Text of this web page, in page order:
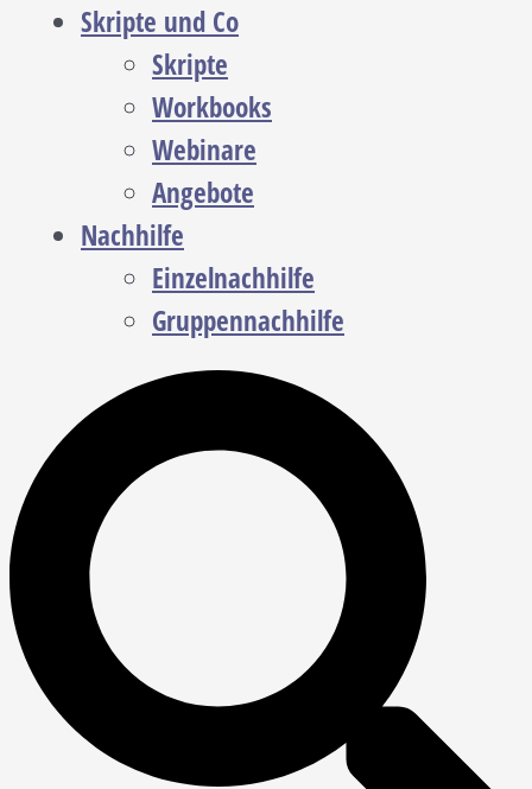
Skripte und Co
Skripte
Workbooks
Webinare
Angebote
Nachhilfe
Einzelnachhilfe
Gruppennachhilfe